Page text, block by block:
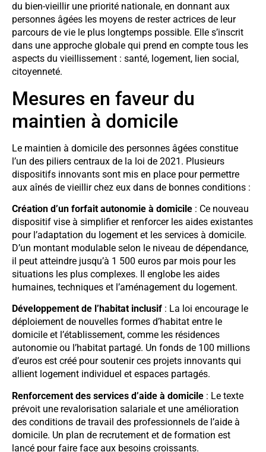
du bien-vieillir une priorité nationale, en donnant aux
personnes âgées les moyens de rester actrices de leur
parcours de vie le plus longtemps possible. Elle s’inscrit
dans une approche globale qui prend en compte tous les
aspects du vieillissement : santé, logement, lien social,
citoyenneté.
Mesures en faveur du
maintien à domicile
Le maintien à domicile des personnes âgées constitue
l’un des piliers centraux de la loi de 2021. Plusieurs
dispositifs innovants sont mis en place pour permettre
aux aînés de vieillir chez eux dans de bonnes conditions :
Création d’un forfait autonomie à domicile : Ce nouveau
dispositif vise à simplifier et renforcer les aides existantes
pour l’adaptation du logement et les services à domicile.
D’un montant modulable selon le niveau de dépendance,
il peut atteindre jusqu’à 1 500 euros par mois pour les
situations les plus complexes. Il englobe les aides
humaines, techniques et l’aménagement du logement.
Développement de l’habitat inclusif : La loi encourage le
déploiement de nouvelles formes d’habitat entre le
domicile et l’établissement, comme les résidences
autonomie ou l’habitat partagé. Un fonds de 100 millions
d’euros est créé pour soutenir ces projets innovants qui
allient logement individuel et espaces partagés.
Renforcement des services d’aide à domicile : Le texte
prévoit une revalorisation salariale et une amélioration
des conditions de travail des professionnels de l’aide à
domicile. Un plan de recrutement et de formation est
lancé pour faire face aux besoins croissants.